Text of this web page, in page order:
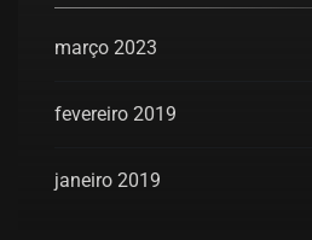
março 2023
fevereiro 2019
janeiro 2019